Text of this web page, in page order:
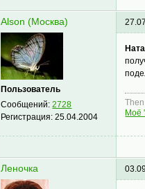
Alson (Москва)
Пользователь
Сообщений:2728
Регистрация:25.04.2004
Моё
Леночка